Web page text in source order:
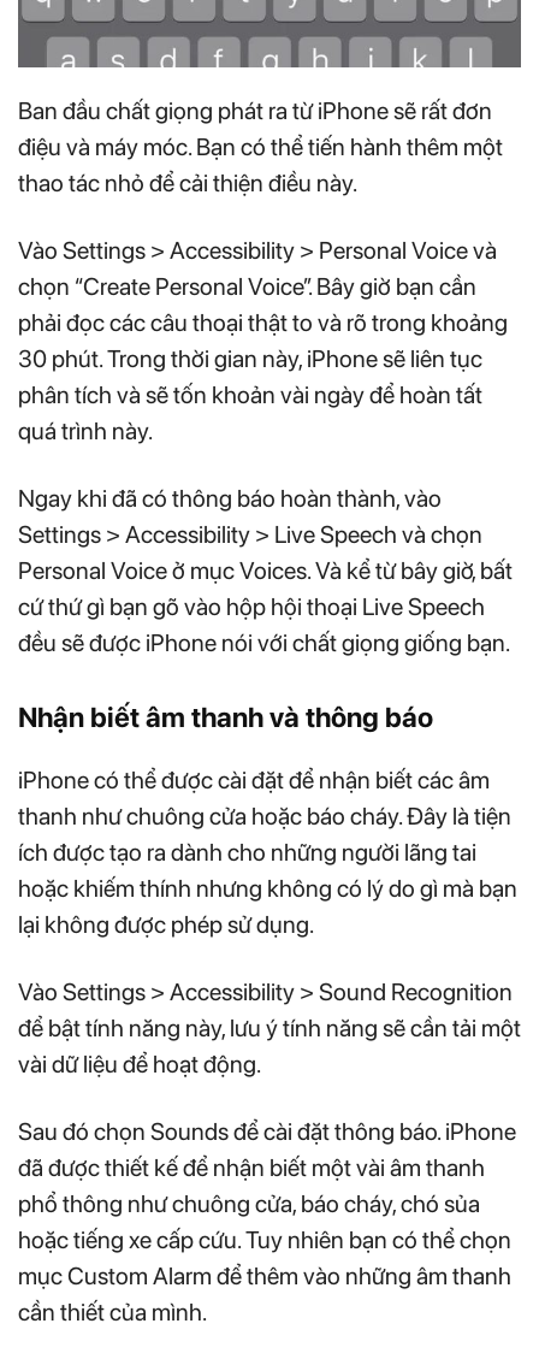
Ban đầu chất giọng phát ra từ iPhone sẽ rất đơn
điệu và máy móc. Bạn có thể tiến hành thêm một
thao tác nhỏ để cải thiện điều này.
Vào Settings > Accessibility > Personal Voice và
chọn “Create Personal Voice”. Bây giờ bạn cần
phải đọc các câu thoại thật to và rõ trong khoảng
30 phút. Trong thời gian này, iPhone sẽ liên tục
phân tích và sẽ tốn khoản vài ngày để hoàn tất
quá trình này.
Ngay khi đã có thông báo hoàn thành, vào
Settings > Accessibility > Live Speech và chọn
Personal Voice ở mục Voices. Và kể từ bây giờ, bất
cứ thứ gì bạn gõ vào hộp hội thoại Live Speech
đều sẽ được iPhone nói với chất giọng giống bạn.
Nhận biết âm thanh và thông báo
iPhone có thể được cài đặt để nhận biết các âm
thanh như chuông cửa hoặc báo cháy. Đây là tiện
ích được tạo ra dành cho những người lãng tai
hoặc khiếm thính nhưng không có lý do gì mà bạn
lại không được phép sử dụng.
Vào Settings > Accessibility > Sound Recognition
để bật tính năng này, lưu ý tính năng sẽ cần tải một
vài dữ liệu để hoạt động.
Sau đó chọn Sounds để cài đặt thông báo. iPhone
đã được thiết kế để nhận biết một vài âm thanh
phổ thông như chuông cửa, báo cháy, chó sủa
hoặc tiếng xe cấp cứu. Tuy nhiên bạn có thể chọn
mục Custom Alarm để thêm vào những âm thanh
cần thiết của mình.